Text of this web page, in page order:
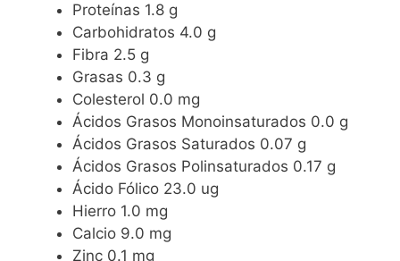
Proteínas 1.8 g
Carbohidratos 4.0 g
Fibra 2.5 g
Grasas 0.3 g
Colesterol 0.0 mg
Ácidos Grasos Monoinsaturados 0.0 g
Ácidos Grasos Saturados 0.07 g
Ácidos Grasos Polinsaturados 0.17 g
Ácido Fólico 23.0 ug
Hierro 1.0 mg
Calcio 9.0 mg
Zinc 0.1 mg